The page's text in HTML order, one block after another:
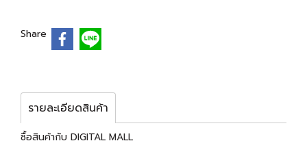
Share
รายละเอียดสินค้า
ซื้อสินค้ากับ DIGITAL MALL